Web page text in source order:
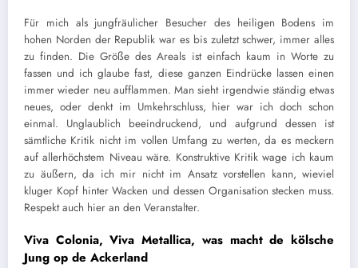
Für mich als jungfräulicher Besucher des heiligen Bodens im
hohen Norden der Republik war es bis zuletzt schwer, immer alles
zu finden. Die Größe des Areals ist einfach kaum in Worte zu
fassen und ich glaube fast, diese ganzen Eindrücke lassen einen
immer wieder neu aufflammen. Man sieht irgendwie ständig etwas
neues, oder denkt im Umkehrschluss, hier war ich doch schon
einmal. Unglaublich beeindruckend, und aufgrund dessen ist
sämtliche Kritik nicht im vollen Umfang zu werten, da es meckern
auf allerhöchstem Niveau wäre. Konstruktive Kritik wage ich kaum
zu äußern, da ich mir nicht im Ansatz vorstellen kann, wieviel
kluger Kopf hinter Wacken und dessen Organisation stecken muss.
Respekt auch hier an den Veranstalter.
Viva Colonia, Viva Metallica, was macht de kölsche
Jung op de Ackerland